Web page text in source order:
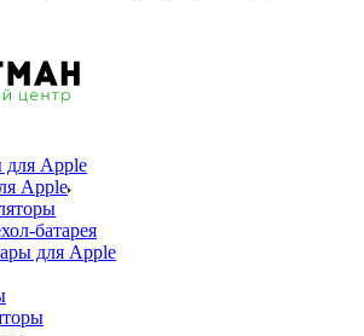
Apple
батарея
для Apple